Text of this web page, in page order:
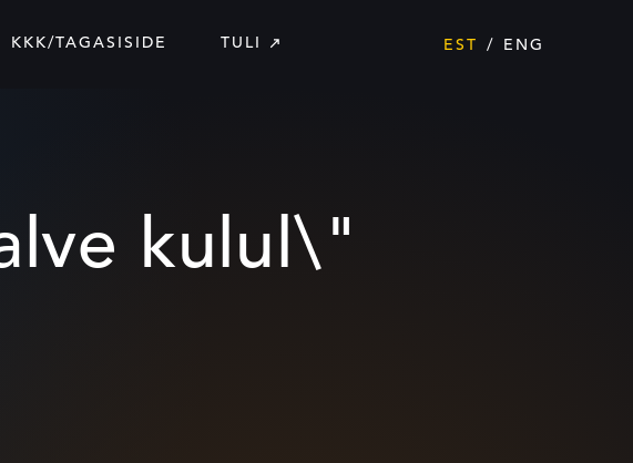
KKK/TAGASISIDE TULI EST ENG
kulul\"